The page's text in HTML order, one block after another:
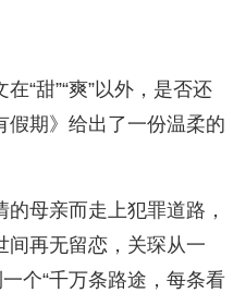
“甜”“爽”以外，是否还
假期》给出了一份温柔的
母亲而走上犯罪道路，
间再无留恋，关琛从一
个“千万条路途，每条看